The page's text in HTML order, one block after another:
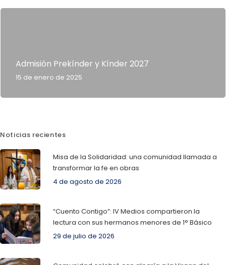
Admisión Prekínder y Kínder 2027
15 de enero de 2025
Noticias recientes
Misa de la Solidaridad: una comunidad llamada a
transformar la fe en obras
4 de agosto de 2026
“Cuento Contigo”: IV Medios compartieron la
lectura con sus hermanos menores de 1° Básico
29 de julio de 2026